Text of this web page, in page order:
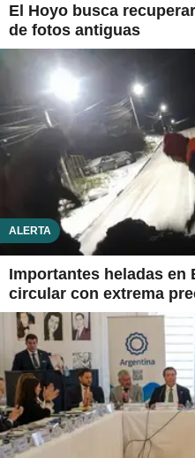
El Hoyo busca
de fotos antiguas
ALERTA
Importantes heladas en
circular con extrema